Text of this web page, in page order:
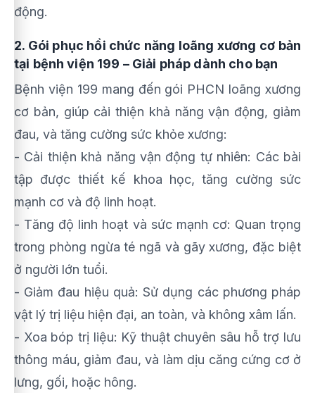
động.
2. Gói phục hồi chức năng loãng xương cơ bản
tại bệnh viện 199 – Giải pháp dành cho bạn
Bệnh viện 199 mang đến gói PHCN loãng xương
cơ bản, giúp cải thiện khả năng vận động, giảm
đau, và tăng cường sức khỏe xương:
- Cải thiện khả năng vận động tự nhiên: Các bài
tập được thiết kế khoa học, tăng cường sức
mạnh cơ và độ linh hoạt.
- Tăng độ linh hoạt và sức mạnh cơ: Quan trọng
trong phòng ngừa té ngã và gãy xương, đặc biệt
ở người lớn tuổi.
- Giảm đau hiệu quả: Sử dụng các phương pháp
vật lý trị liệu hiện đại, an toàn, và không xâm lấn.
- Xoa bóp trị liệu: Kỹ thuật chuyên sâu hỗ trợ lưu
thông máu, giảm đau, và làm dịu căng cứng cơ ở
lưng, gối, hoặc hông.